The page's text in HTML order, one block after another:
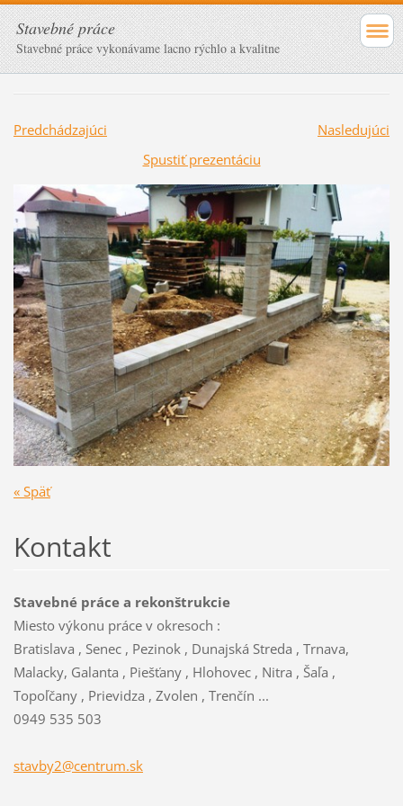
Stavebné práce
Stavebné práce vykonávame lacno rýchlo a kvalitne
Predchádzajúci
Nasledujúci
Spustiť prezentáciu
« Späť
Kontakt
Stavebné práce a rekonštrukcie
Miesto výkonu práce v okresoch :
Bratislava , Senec , Pezinok , Dunajská Streda , Trnava,
Malacky, Galanta , Piešťany , Hlohovec , Nitra , Šaľa ,
Topoľčany , Prievidza , Zvolen , Trenčín ...
0949 535 503
stavby2@centrum.sk